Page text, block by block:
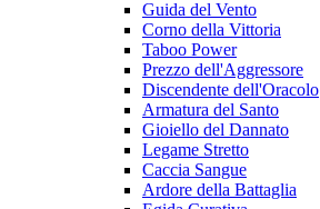
Guida del Vento
Corno della Vittoria
Taboo Power
Prezzo dell'Aggressore
Discendente dell'Oracolo
Armatura del Santo
Gioiello del Dannato
Legame Stretto
Caccia Sangue
Ardore della Battaglia